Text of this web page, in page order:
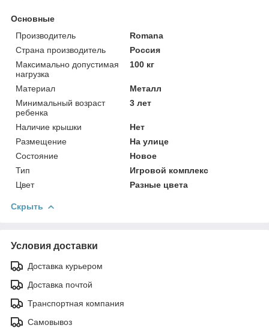
Основные
Производитель
Romana
Страна производитель
Россия
Максимально допустимая
нагрузка
100 кг
Материал
Металл
Минимальный возраст
ребенка
3 лет
Наличие крышки
Нет
Размещение
На улице
Состояние
Новое
Тип
Игровой комплекс
Цвет
Разные цвета
Скрыть
Условия доставки
Доставка курьером
Доставка почтой
Транспортная компания
Самовывоз